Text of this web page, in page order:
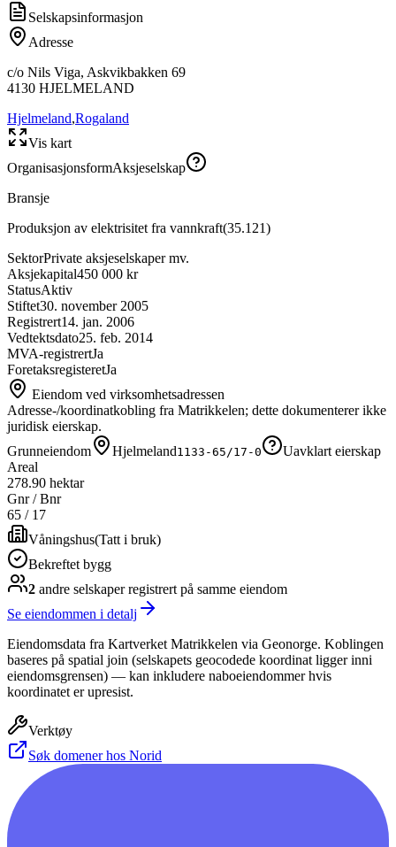
Selskapsinformasjon
Adresse
c/o Nils Viga, Askvikbakken 69
4130 HJELMELAND
Hjelmeland,Rogaland
Vis kart
OrganisasjonsformAksjeselskap
Bransje
Produksjon av elektrisitet fra vannkraft(35.121)
SektorPrivate aksjeselskaper mv.
Aksjekapital450 000 kr
StatusAktiv
Stiftet30. november 2005
Registrert14. jan. 2006
Vedtektsdato25. feb. 2014
MVA-registrertJa
ForetaksregisteretJa
Eiendom ved virksomhetsadressen
Adresse-/koordinatkobling fra Matrikkelen; dette dokumenterer ikke
juridisk eierskap.
Grunneiendom
Hjelmeland1133-65/17-0
Uavklart eierskap
Areal
278.90 hektar
Gnr / Bnr
65 / 17
Våningshus(Tatt i bruk)
Bekreftet bygg
2 andre selskaperregistrert på samme eiendom
Se eiendommen i detalj
Eiendomsdata fra Kartverket Matrikkelen via Geonorge. Koblingen
baseres på spatial join (selskapets geocodede koordinat ligger inni
eiendomsgrensen) — kan inkludere naboeiendommer hvis
koordinatet er upresist.
Verktøy
Søk domener hos Norid